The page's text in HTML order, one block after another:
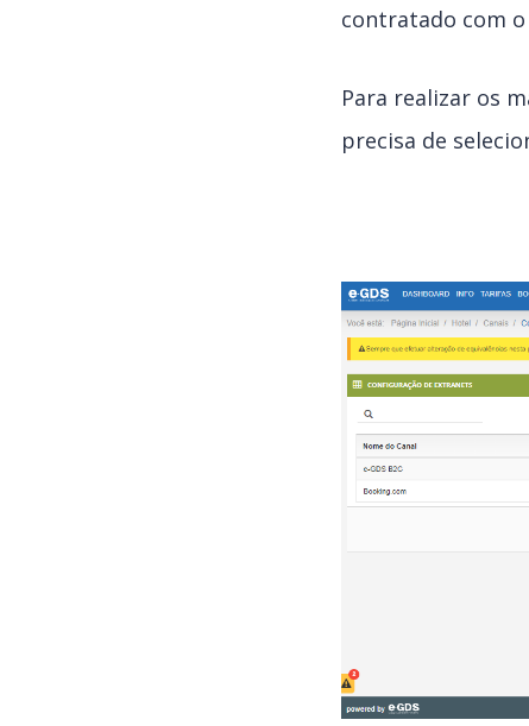
contratado com o
Para realizar os
precisa de